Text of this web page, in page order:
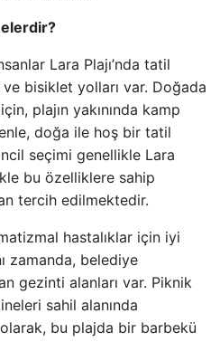
Lara Plajı’nda tatil
bisiklet yolları var. Doğada
plajın yakınında kamp
doğa ile hoş bir tatil
seçimi genellikle Lara
bu özelliklere sahip
tercih edilmektedir.
hastalıklar için iyi
zamanda, belediye
gezinti alanları var. Piknik
sahil alanında
bu plajda bir barbekü